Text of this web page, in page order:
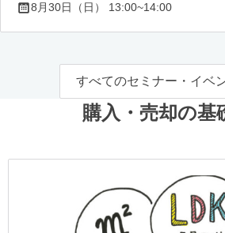
8月30日（日） 13:00~14:00
すべてのセミナー・イベ
購入・売却の基